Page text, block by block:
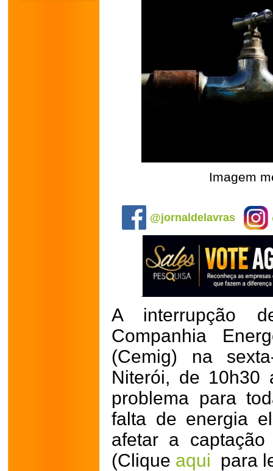
Imagem
@jornaldelavras
A interrupção
Companhia
(Cemig) na
Niterói, de 10h30
problema para
falta de energia
afetar a
(Clique aqui para